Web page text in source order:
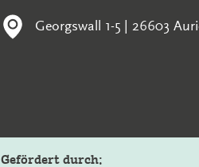
Georgswall 1-5 | 26603
Gefördert durch: